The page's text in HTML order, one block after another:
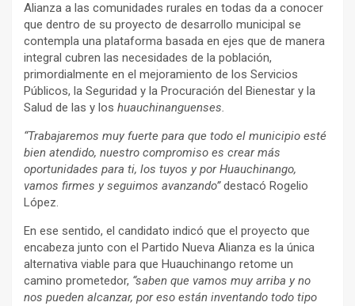
Alianza a las comunidades rurales en todas da a conocer
que dentro de su proyecto de desarrollo municipal se
contempla una plataforma basada en ejes que de manera
integral cubren las necesidades de la población,
primordialmente en el mejoramiento de los Servicios
Públicos, la Seguridad y la Procuración del Bienestar y la
Salud de las y los huauchinanguenses.
“Trabajaremos muy fuerte para que todo el municipio esté
bien atendido, nuestro compromiso es crear más
oportunidades para ti, los tuyos y por Huauchinango,
vamos firmes y seguimos avanzando”destacó Rogelio
López.
En ese sentido, el candidato indicó que el proyecto que
encabeza junto con el Partido Nueva Alianza es la única
alternativa viable para que Huauchinango retome un
camino prometedor, “saben que vamos muy arriba y no
nos pueden alcanzar, por eso están inventando todo tipo